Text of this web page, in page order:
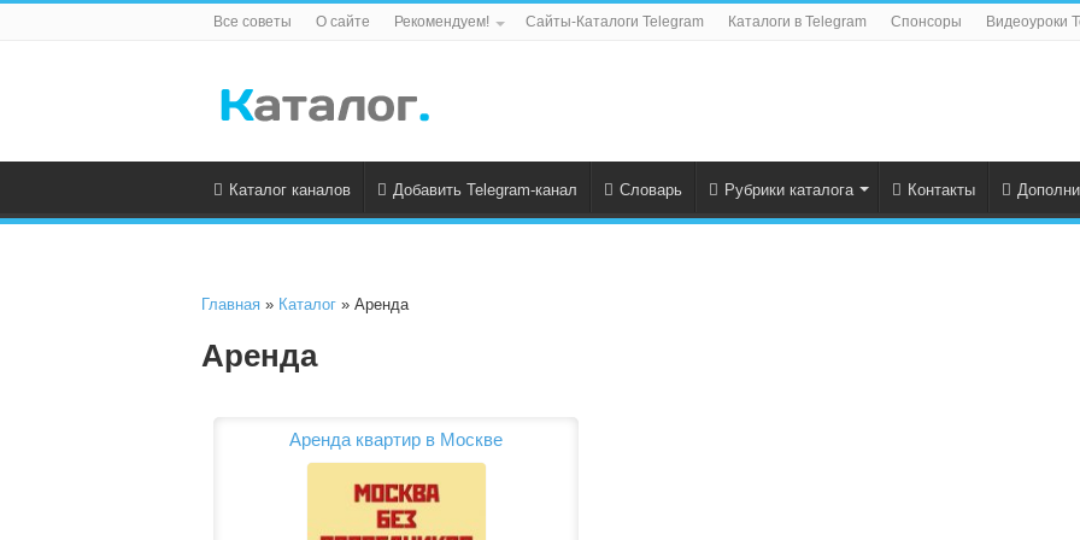
Все советы О сайте Рекомендуем! Сайты-Каталоги Telegram Каталоги в Telegram Спонсоры Видеоуроки
Каталог каналов Добавить Telegram-канал Словарь Рубрики каталога Контакты
Главная » Каталог » Аренда
Аренда
Аренда квартир в Москве